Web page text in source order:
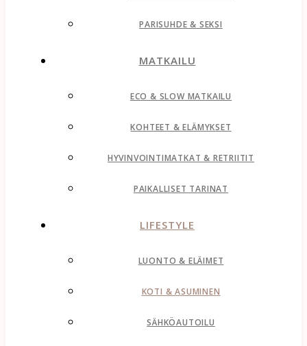
PARISUHDE & SEKSI
MATKAILU
ECO & SLOW MATKAILU
KOHTEET & ELÄMYKSET
HYVINVOINTIMATKAT & RETRIITIT
PAIKALLISET TARINAT
LIFESTYLE
LUONTO & ELÄIMET
KOTI & ASUMINEN
SÄHKÖAUTOILU